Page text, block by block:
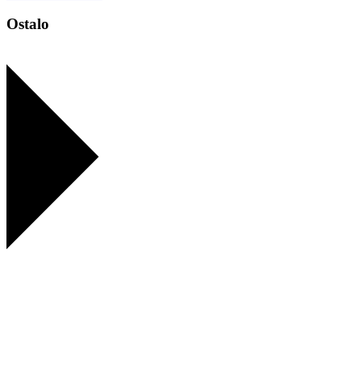
Ostalo